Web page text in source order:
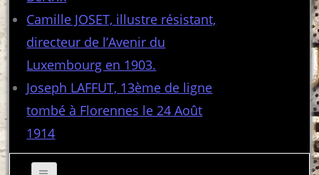
Camille JOSET, illustre résistant,
directeur de l’Avenir du
Luxembourg en 1903.
Joseph LAFFUT, 13ème de ligne
tombé à Florennes le 24 Août
1914